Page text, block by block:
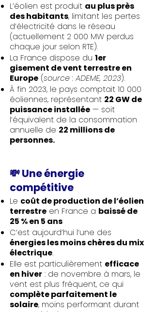
L’éolien est produit au plus près
des habitants, limitant les pertes
d’électricité dans le réseau
(actuellement 2 000 MW perdus
chaque jour selon RTE).
La France dispose du 1er
gisement de vent terrestre en
Europe (source : ADEME, 2023).
À fin 2023, le pays comptait 10 000
éoliennes, représentant 22 GW de
puissance installée — soit
l’équivalent de la consommation
annuelle de 22 millions de
personnes.
💸 Une énergie
compétitive
Le coût de production de l’éolien
terrestre en France a baissé de
25 % en 5 ans
C’est aujourd’hui l’une des
énergies les moins chères du mix
électrique.
Elle est particulièrement efficace
en hiver : de novembre à mars, le
vent est plus fréquent, ce qui
complète parfaitement le
solaire, moins performant durant